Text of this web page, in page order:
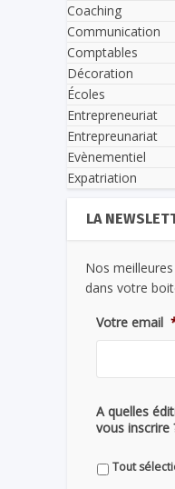
Coaching
Communication
Comptables
Décoration
Écoles
Entrepreneuriat
Entrepreunariat
Evènementiel
Expatriation
LA
Nos
dans votre
Votre email
A quelles
vous inscrire
Tout